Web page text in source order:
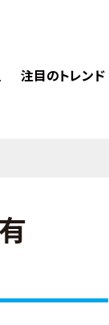
注目のトレンド